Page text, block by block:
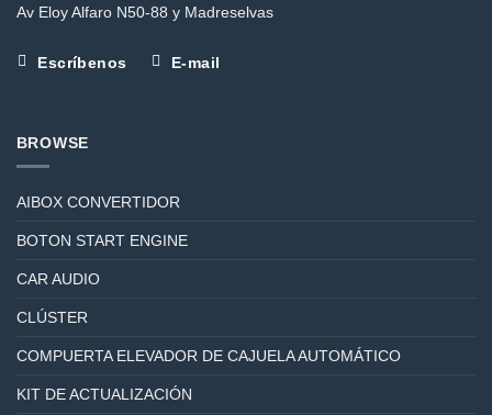
Av Eloy Alfaro N50-88 y Madreselvas
Escríbenos E-mail
BROWSE
AIBOX CONVERTIDOR
BOTON START ENGINE
CAR AUDIO
CLÚSTER
COMPUERTA ELEVADOR DE CAJUELA AUTOMÁTICO
KIT DE ACTUALIZACIÓN